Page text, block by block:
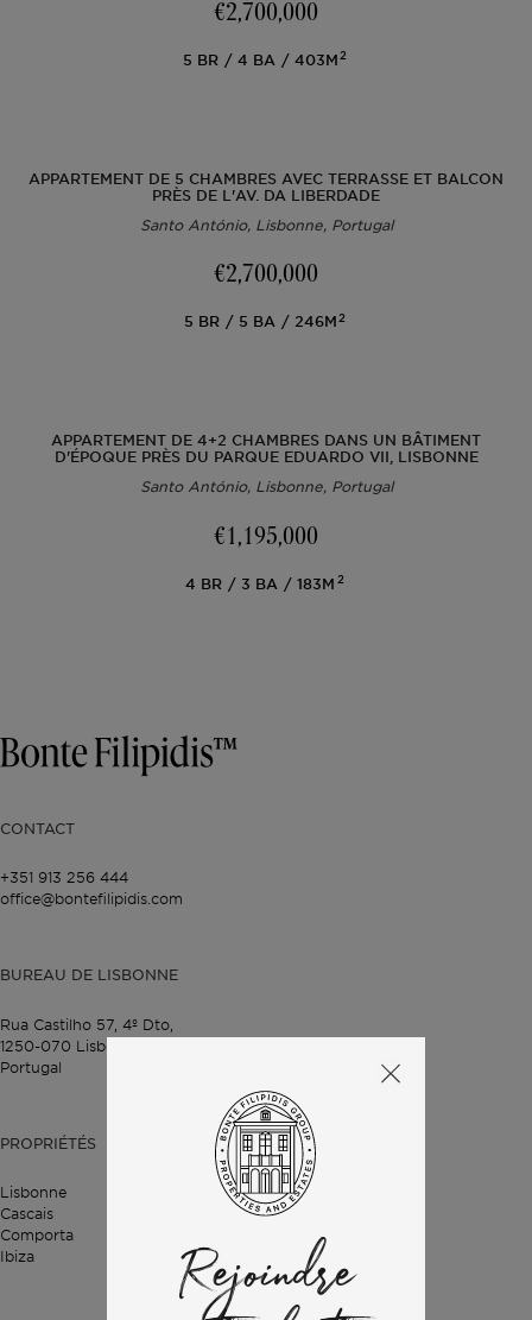
€2,700,000
5 BR 4 BA 403M2
APPARTEMENT DE 5 CHAMBRES AVEC TERRASSE ET BALCON
PRÈS DE L'AV. DA LIBERDADE
Santo António, Lisbonne, Portugal
€2,700,000
5 BR 5 BA 246M2
APPARTEMENT DE 4+2 CHAMBRES DANS UN BÂTIMENT
D'ÉPOQUE PRÈS DU PARQUE EDUARDO VII, LISBONNE
Santo António, Lisbonne, Portugal
€1,195,000
4 BR 3 BA 183M2
CONTACT
+351 913 256 444
office@bontefilipidis.com
BUREAU DE LISBONNE
Rua Castilho 57, 4º Dto,
1250-070 Lisbonne,
Portugal
PROPRIÉTÉS
Lisbonne
Cascais
Comporta
Ibiza
Rejoindre